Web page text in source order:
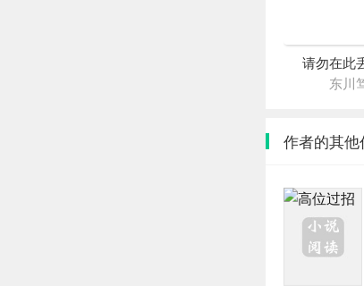
请勿在此
东川
作者的其他